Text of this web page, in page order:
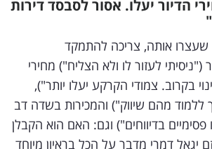
הדיור יעלו. אסור לסבסד דירות
אותה, צריכה להתמקד
("ניסיתי לעזור לו ולא הצליח") מחירי
בקרוב. צמודי הקרקע יעלו יותר"),
ללמוד מהם שיווק") והמכירות בשדה דב
פסימיים בדיווחים") וגם: האם הוא הקבלן
יגאל דמרי מדבר על הכל בראיון מיוחד